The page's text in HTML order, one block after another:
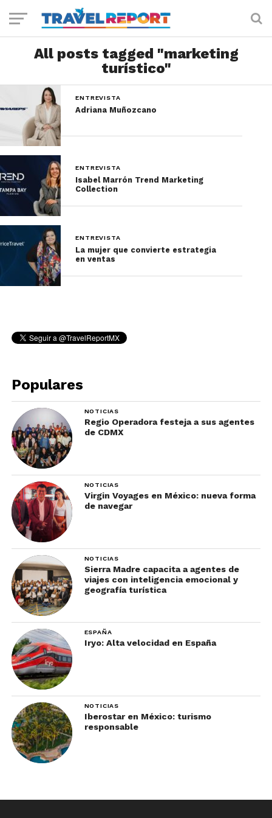
All posts tagged "marketing
turístico"
ENTREVISTA
Adriana Muñozcano
ENTREVISTA
Isabel Marrón Trend Marketing
Collection
ENTREVISTA
La mujer que convierte estrategia
en ventas
Populares
NOTICIAS
Regio Operadora festeja a sus agentes
de CDMX
NOTICIAS
Virgin Voyages en México: nueva forma
de navegar
NOTICIAS
Sierra Madre capacita a agentes de
viajes con inteligencia emocional y
geografía turística
ESPAÑA
Iryo: Alta velocidad en España
NOTICIAS
Iberostar en México: turismo
responsable